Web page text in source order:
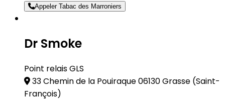
Appeler Tabac des Marroniers
Dr Smoke
Point relais GLS
33 Chemin de la Pouiraque 06130 Grasse (Saint-
François)